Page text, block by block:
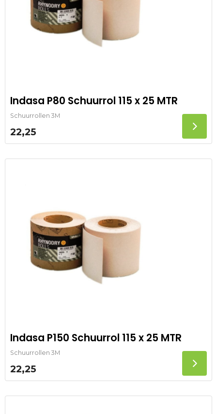
Indasa P80 Schuurrol 115 x 25 MTR
Schuurrollen 3M
22,25
Indasa P150 Schuurrol 115 x 25 MTR
Schuurrollen 3M
22,25